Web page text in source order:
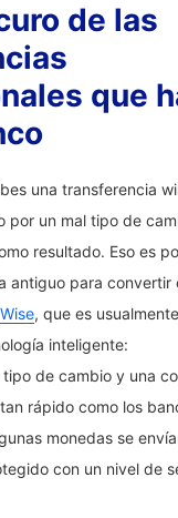
de las
que
una transferencia
por un mal tipo de
resultado. Eso es
antiguo para convertir
Wise, que es
inteligente:
de cambio y una
rápido como los
monedas se
con un nivel de